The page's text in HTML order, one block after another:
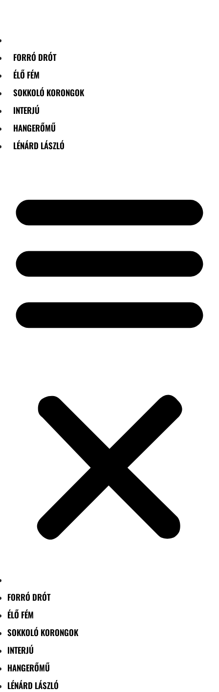
FORRÓ DRÓT
ÉLŐ FÉM
SOKKOLÓ KORONGOK
INTERJÚ
HANGERŐMŰ
LÉNÁRD LÁSZLÓ
FORRÓ DRÓT
ÉLŐ FÉM
SOKKOLÓ KORONGOK
INTERJÚ
HANGERŐMŰ
LÉNÁRD LÁSZLÓ